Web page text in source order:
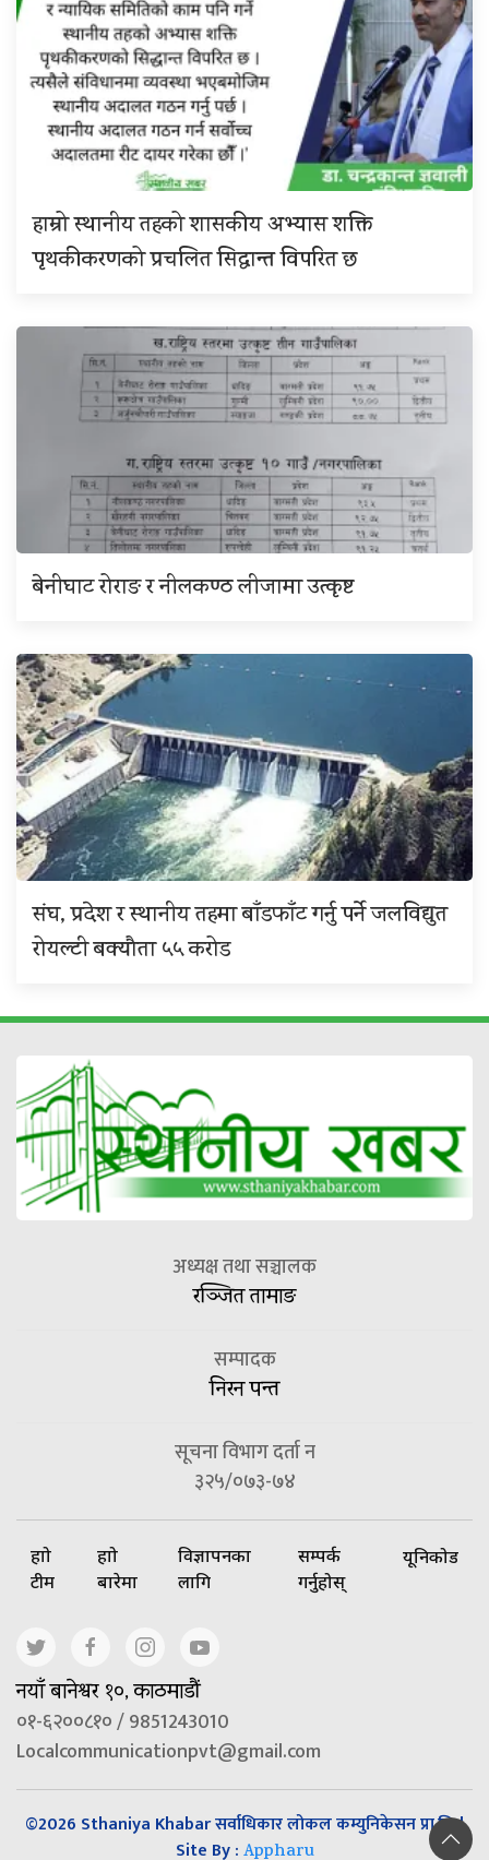
हाम्रो स्थानीय तहको शासकीय अभ्यास शक्ति
पृथकीकरणको प्रचलित सिद्धान्त विपरित छ
बेनीघाट रोराङ र नीलकण्ठ लीजामा उत्कृष्ट
संघ, प्रदेश र स्थानीय तहमा बाँडफाँट गर्नु पर्ने जलविद्युत
रोयल्टी बक्यौता ५५ करोड
अध्यक्ष तथा सञ्चालक
रञ्जित तामाङ
सम्पादक
निरन पन्त
सूचना विभाग दर्ता न
३२५/०७३-७४
हाम्रो
टीम
हाम्रो
बारेमा
विज्ञापनका
लागि
सम्पर्क
गर्नुहोस्
यूनिकोड
नयाँ बानेश्वर १०, काठमाडौं
०१-६२००८१० / 9851243010
Localcommunicationpvt@gmail.com
©2026 Sthaniya Khabar सर्वाधिकार लोकल कम्युनिकेसन प्रा.लि |
Site By : Appharu